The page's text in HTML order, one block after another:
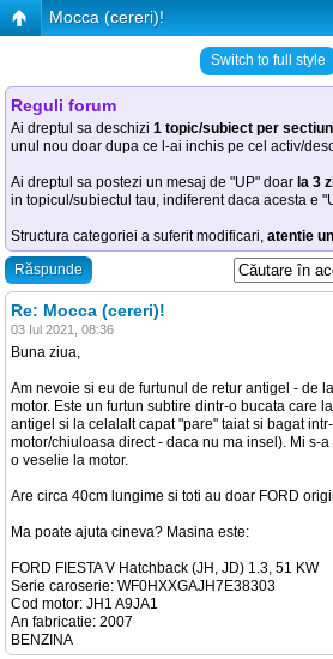
Mocca (cereri)!
Switch to full style
Reguli forum
Ai dreptul sa deschizi 1 topic/subiect per
unul nou doar dupa ce l-ai inchis pe cel activ/
Ai dreptul sa postezi un mesaj de "UP" doar la 3
in topicul/subiectul tau, indiferent daca acesta e
Structura categoriei a suferit modificari, atentie
Răspunde
Re: Mocca (cereri)!
03 Iul 2021, 08:36
Buna ziua,
Am nevoie si eu de furtunul de retur antigel - de
motor. Este un furtun subtire dintr-o bucata care
antigel si la celalalt capat "pare" taiat si bagat
motor/chiuloasa direct - daca nu ma insel). Mi s-
o veselie la motor.
Are circa 40cm lungime si toti au doar FORD
Ma poate ajuta cineva? Masina este:
FORD FIESTA V Hatchback (JH, JD) 1.3, 51 KW
Serie caroserie: WF0HXXGAJH7E38303
Cod motor: JH1 A9JA1
An fabricatie: 2007
BENZINA